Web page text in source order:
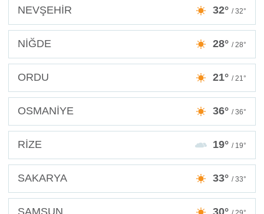
NEVŞEHİR 32° / 32°
NİĞDE 28° / 28°
ORDU 21° / 21°
OSMANİYE 36° / 36°
RİZE 19° / 19°
SAKARYA 33° / 33°